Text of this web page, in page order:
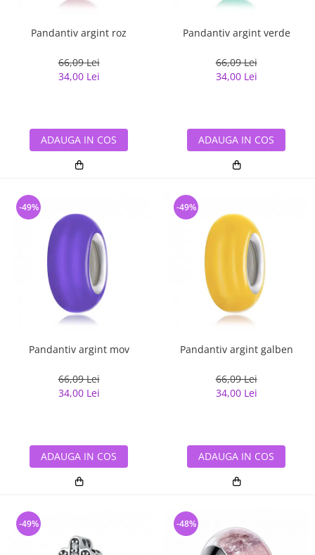
Pandantiv argint roz
66,09 Lei
34,00 Lei
ADAUGA IN COS
Pandantiv argint verde
66,09 Lei
34,00 Lei
ADAUGA IN COS
Pandantiv argint mov
66,09 Lei
34,00 Lei
-49%
ADAUGA IN COS
Pandantiv argint galben
66,09 Lei
34,00 Lei
-49%
ADAUGA IN COS
-49% -48%